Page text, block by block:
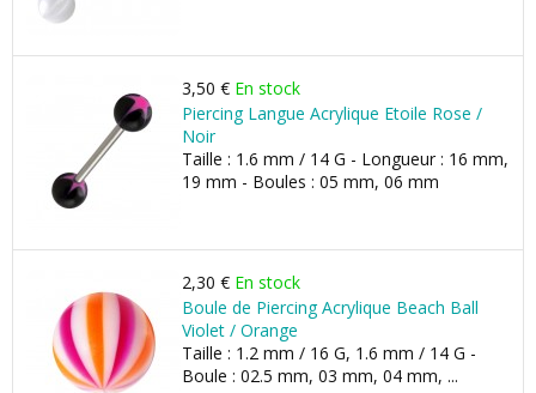
3,50 € En stock
Piercing Langue Acrylique Etoile Rose /
Noir
Taille : 1.6 mm / 14 G - Longueur : 16 mm,
19 mm - Boules : 05 mm, 06 mm
2,30 € En stock
Boule de Piercing Acrylique Beach Ball
Violet / Orange
Taille : 1.2 mm / 16 G, 1.6 mm / 14 G -
Boule : 02.5 mm, 03 mm, 04 mm, ...